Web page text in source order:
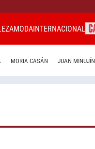
MODAINTERNACIONAL
MORIA CASÁN JUAN MINUJÍN